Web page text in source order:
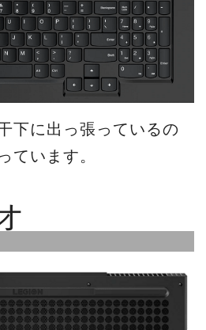
下に出っ張っているの
ています。